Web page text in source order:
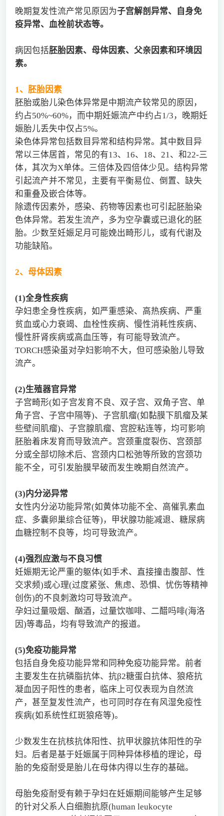
晚期复发性流产常见原因为子宫解剖异常、自身免
疫异常、血栓前状态等。
病因包括胚胎因素、母体因素、父亲因素和环境因
素。
1 、胚胎因素
胚胎或胎儿染色体异常是中期流产较常见的原因，
约占50%~60%，而中期妊娠流产中约占1/3，晚期妊
娠胎儿丢失中仅占5%。
染色体异常包括数目异常和结构异常。其中数目异
常以三体居首，常见的有13、16、18、21、和22-三
体，其次为X单体。三倍体及四倍体少见。结构异常
引起流产并不常见，主要有平衡易位、倒置、缺失
和重叠及嵌合体等。
除遗传因素外，感染、药物等因素也可引起胚胎染
色体异常。若发生流产，多为空孕囊或已退化的胚
胎。少数至妊娠足月可能娩出畸形儿，或有代谢及
功能缺陷。
2、母体因素
(1)全身性疾病
孕妇患全身性疾病，如严重感染、高热疾病、严重
贫血或心力衰竭、血栓性疾病、慢性消耗性疾病、
慢性肝肾疾病或高血压等，有可能导致流产。
TORCH感染虽对孕妇影响不大，但可感染胎儿导致
流产。
(2)生殖器官异常
子宫畸形(如子宫发育不良、双子宫、双角子宫、单
角子宫、子宫中隔等)、子宫肌瘤(如黏膜下肌瘤及某
些壁间肌瘤)、子宫腺肌瘤、宫腔粘连等，均可影响
胚胎着床发育而导致流产。宫颈重度裂伤、宫颈部
分或全部切除术后、宫颈内口松弛等所致的宫颈功
能不全，可引发胎膜早破而发生晚期自然流产。
(3)内分泌异常
女性内分泌功能异常(如黄体功能不全、高催乳素血
症、多囊卵巢综合征等)，甲状腺功能减退、糖尿病
血糖控制不良等，均可导致流产。
(4)强烈应激与不良习惯
妊娠期无论严重的躯体(如手术、直接撞击腹部、性
交求频)或心理(过度紧张、焦虑、恐惧、忧伤等精神
创伤)的不良刺激均可导致流产。
孕妇过量吸烟、酗酒，过量饮咖啡、二醋吗啡(海洛
因)等毒品，均有导致流产的报道。
(5)免疫功能异常
包括自身免疫功能异常和同种免疫功能异常。前者
主要发生在抗磷脂抗体、抗β2糖蛋白抗体、狼疮抗
凝血因子阳性的患者，临床上可仅表现为自然流
产，甚至复发性流产，也可同时存在有风湿免疫性
疾病(如系统性红斑狼疮等)。
少数发生在抗核抗体阳性、抗甲状腺抗体阳性的孕
妇。后者是基于妊娠属于同种异体移植的理论，母
胎的免疫耐受是胎儿在母体内得以生存的基础。
母胎免疫耐受有赖于孕妇在妊娠期间能够产生足够
的针对父系人白细胞抗原(human leukocyte